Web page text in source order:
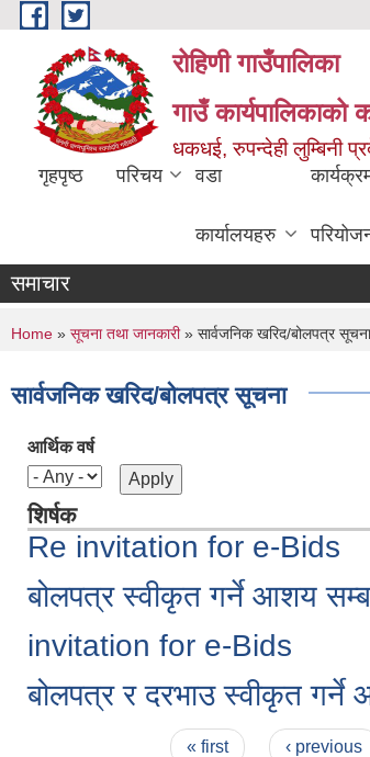
Skip to main content
रोहिणी गाउँपालिका
गाउँ कार्यपालिकाको
धकधई, रुपन्देही लुम्बिनी
गृहपृष्ठ परिचय वडा
कार्यालयहरु
समाचार
You are here
Home » सूचना तथा जानकारी» सार्वजनिक खरिद/बोलपत्र सूचना
सार्वजनिक खरिद/बोलपत्र सूचना
आर्थिक वर्ष
शिर्षक
Re invitation for e-Bids
बोलपत्र स्वीकृत गर्ने आशय
invitation for e-Bids
बोलपत्र र दरभा‍उ स्वीकृत
« first ‹ previous